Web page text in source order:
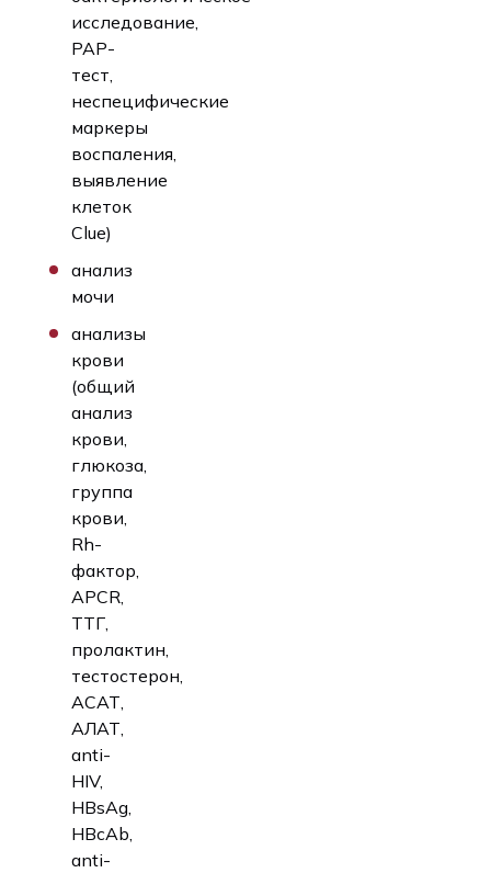
исследование,
PAP-
тест,
неспецифические
маркеры
воспаления,
выявление
клеток
Clue)
анализ
мочи
анализы
крови
(общий
анализ
крови,
глюкоза,
группа
крови,
Rh-
фактор,
APCR,
ТТГ,
пролактин,
тестостерон,
АСАТ,
АЛАТ,
anti-
HIV,
HBsAg,
HBcAb,
anti-